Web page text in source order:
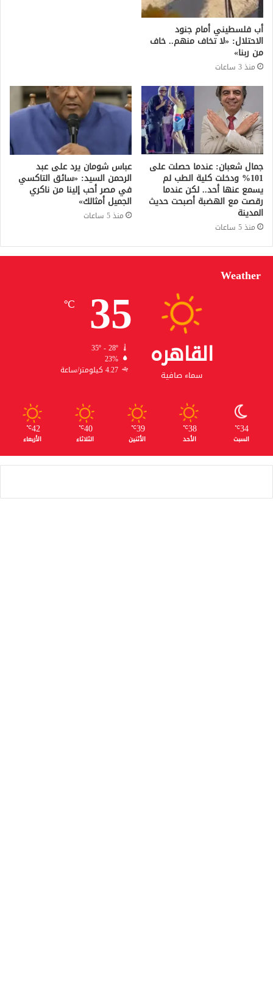
أب فلسطيني أمام جنود
الاحتلال: «لا تخاف منهم.. خاف
من ربنا»
منذ 3 ساعات
جمال شعبان: عندما حصلت على
101% ودخلت كلية الطب لم
يسمع عنها أحد.. لكن عندما
رقصت مع الهضبة أصبحت حديث
المدينة
منذ 5 ساعات
عباس شومان يرد على عبد
الرحمن السيد: «سائق التاكسي
في مصر أحب إلينا من ناكري
الجميل أمثالك»
منذ 5 ساعات
Weather
القاهره
سماء صافية
35
℃
35º - 28º
23%
4.27 كيلومتر/ساعة
34
℃
السبت
38
℃
الأحد
39
℃
الأثنين
40
℃
الثلاثاء
42
℃
الأربعاء